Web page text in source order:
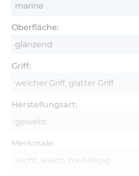
marine
Oberfläche:
glänzend
Griff:
weicher Griff, glatter Griff
Herstellungsart:
gewebt
Merkmale:
leicht, weich, mehrlagig